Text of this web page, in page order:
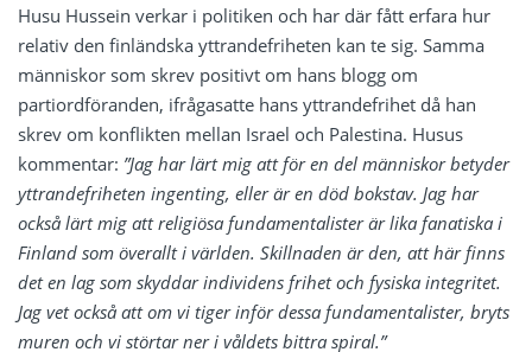
Husu Hussein verkar i politiken och har där fått erfara hur
relativ den finländska yttrandefriheten kan te sig. Samma
människor som skrev positivt om hans blogg om
partiordföranden, ifrågasatte hans yttrandefrihet då han
skrev om konflikten mellan Israel och Palestina. Husus
kommentar: ”Jag har lärt mig att för en del människor betyder
yttrandefriheten ingenting, eller är en död bokstav. Jag har
också lärt mig att religiösa fundamentalister är lika fanatiska i
Finland som överallt i världen. Skillnaden är den, att här finns
det en lag som skyddar individens frihet och fysiska integritet.
Jag vet också att om vi tiger inför dessa fundamentalister, bryts
muren och vi störtar ner i våldets bittra spiral.”